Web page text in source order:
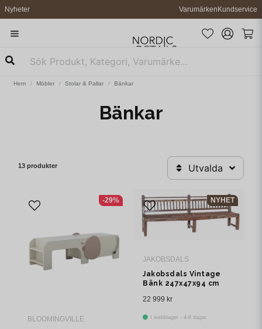
Nyheter VarumärkenKundservice
Hem Möbler Stolar & Pallar Bänkar
Bänkar
13 produkter Utvalda
BLOOMINGVILLE
-29%
JAKOBSDALS
Jakobsdals Vintage
Bänk 247x47x94 cm
22 999 kr
I webblager - 4-8 dagar
NYHET